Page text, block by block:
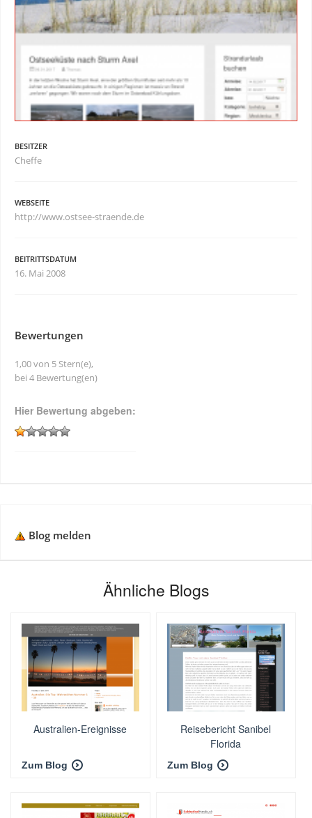
BESITZER
Cheffe
WEBSEITE
http://www.ostsee-straende.de
BEITRITTSDATUM
16. Mai 2008
Bewertungen
1,00 von 5 Stern(e),
bei 4 Bewertung(en)
Hier Bewertung abgeben:
Blog melden
Ähnliche Blogs
Australien-Ereignisse
Zum Blog
Reisebericht Sanibel
Florida
Zum Blog